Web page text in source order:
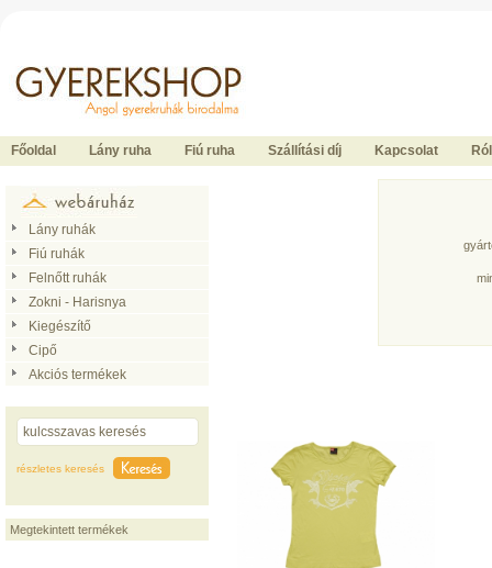
Főoldal Lány ruha Fiú ruha Szállítási díj Kapcsolat
Lány ruhák
Fiú ruhák
Felnőtt ruhák
Zokni - Harisnya
Kiegészítő
Cipő
Akciós termékek
részletes keresés
Megtekintett termékek